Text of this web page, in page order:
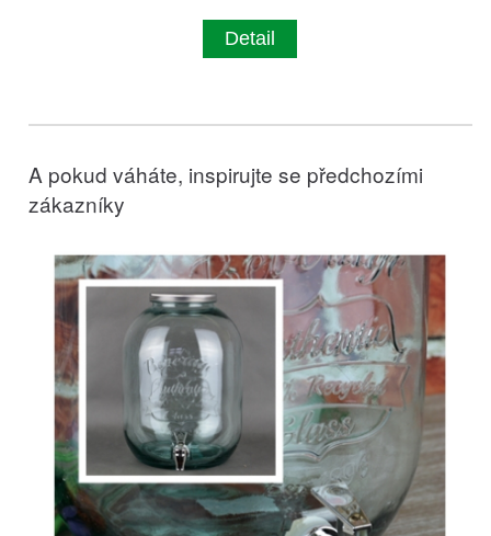
Detail
A pokud váháte, inspirujte se předchozími
zákazníky